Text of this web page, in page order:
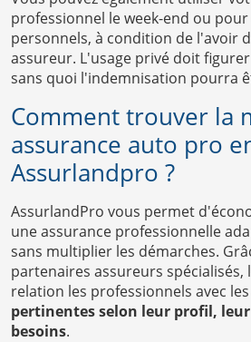
professionnel le week-end ou
personnels, à condition de l'avoir
assureur. L'usage privé doit
sans quoi l'indemnisation pourra
Comment trouver la
assurance auto pro
Assurlandpro ?
AssurlandPro vous permet
une assurance professionnelle
sans multiplier les démarches.
partenaires assureurs
relation les professionnels avec les
pertinentes selon leur profil,
besoins.